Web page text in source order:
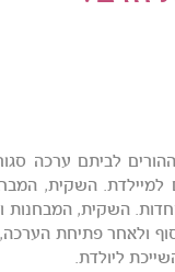
לביתם ערכה
השקית,
השקית,
ולאחר פתיחת
ליולדת.